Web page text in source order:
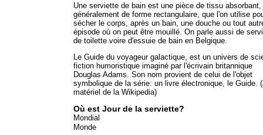
Une serviette de bain est une pièce de tissu absorbant,
généralement de forme rectangulaire, que l'on utilise
sécher le corps, après un bain, une douche ou tout
épisode où on peut être mouillé. On parle aussi de
de toilette voire d'essuie de bain en Belgique.
Le Guide du voyageur galactique, est un univers de
fiction humoristique imaginé par l'écrivain britannique
Douglas Adams. Son nom provient de celui de l'objet
symbolique de la série: un livre électronique, le Guide.
matériel de la Wikipedia)
Où est Jour de la serviette?
Mondial
Monde